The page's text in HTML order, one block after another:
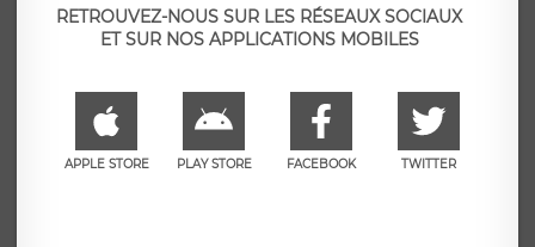
RETROUVEZ-NOUS SUR LES RÉSEAUX SOCIAUX
ET SUR NOS APPLICATIONS MOBILES
APPLE STORE PLAY STORE FACEBOOK TWITTER